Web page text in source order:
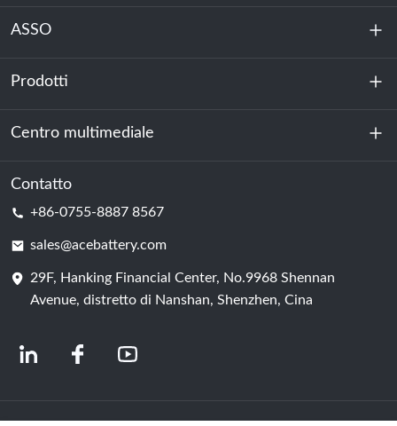
ASSO
Chi siamo
Sostenibilità
Prodotti
Accumulo di energia
Centro dati e sala server
Cella della batteria
Centro multimediale
Notizia
Contatto
+86-0755-8887 8567
sales@acebattery.com
29F, Hanking Financial Center, No.9968 Shennan
Avenue, distretto di Nanshan, Shenzhen, Cina